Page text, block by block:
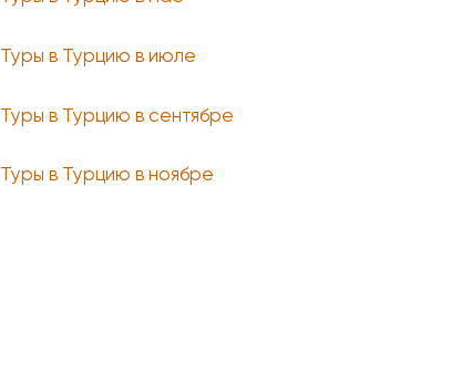
Туры в Турцию в июле
Туры в Турцию в сентябре
Туры в Турцию в ноябре